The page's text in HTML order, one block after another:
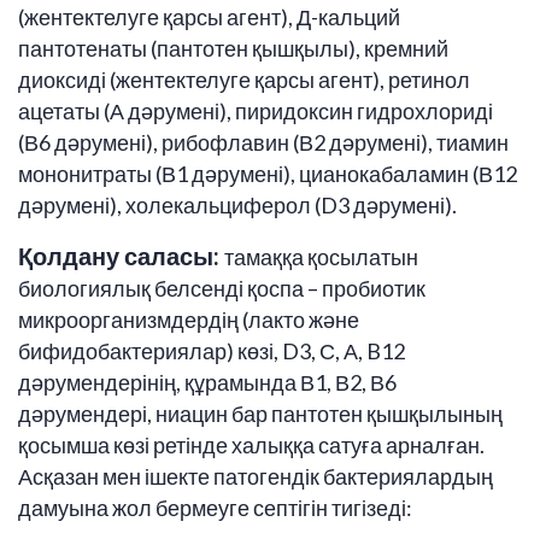
(жентектелуге қарсы агент), Д-кальций
пантотенаты (пантотен қышқылы), кремний
диоксиді (жентектелуге қарсы агент), ретинол
ацетаты (А дәрумені), пиридоксин гидрохлориді
(В6 дәрумені), рибофлавин (В2 дәрумені), тиамин
мононитраты (В1 дәрумені), цианокабаламин (В12
дәрумені), холекальциферол (D3 дәрумені).
Қолдану саласы: тамаққа қосылатын
биологиялық белсенді қоспа – пробиотик
микроорганизмдердің (лакто және
бифидобактериялар) көзі, D3, С, А, B12
дәрумендерінің, құрамында В1, В2, В6
дәрумендері, ниацин бар пантотен қышқылының
қосымша көзі ретінде халыққа сатуға арналған.
Асқазан мен ішекте патогендік бактериялардың
дамуына жол бермеуге септігін тигізеді: